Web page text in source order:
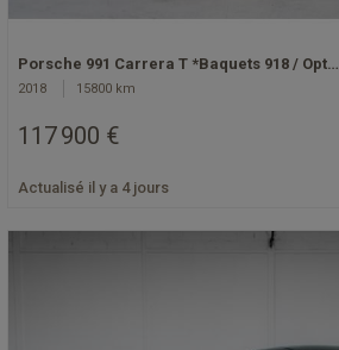
Porsche 991 Carrera T *Baquets 918 / Opt…
2018 15800 km
117 900 €
Actualisé il y a 4 jours